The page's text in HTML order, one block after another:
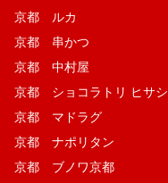
京都 ルカ
京都 串かつ
京都 中村屋
京都 ショコラトリ ヒサシ
京都 マドラグ
京都 ナポリタン
京都 ブノワ京都